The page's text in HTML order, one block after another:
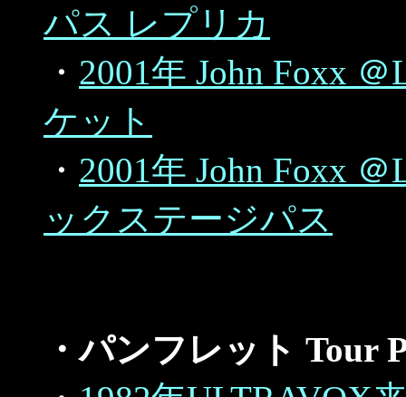
パス レプリカ
・ 2001年 John Foxx
ケット
・ 2001年 John Foxx
ックステージパス
・パンフレット Tour